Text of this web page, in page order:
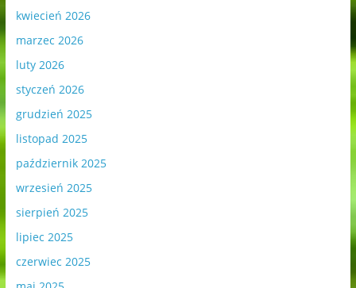
kwiecień 2026
marzec 2026
luty 2026
styczeń 2026
grudzień 2025
listopad 2025
październik 2025
wrzesień 2025
sierpień 2025
lipiec 2025
czerwiec 2025